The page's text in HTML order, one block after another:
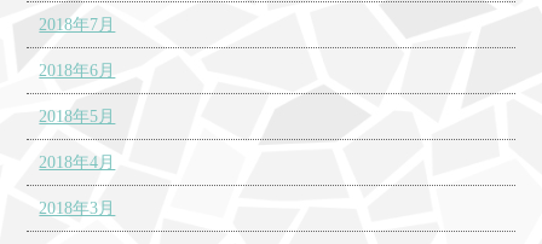
2018年7月
2018年6月
2018年5月
2018年4月
2018年3月